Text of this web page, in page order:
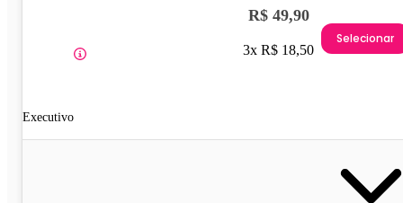
Executivo
R$ 49,90
3x R$ 18,50
Selecionar